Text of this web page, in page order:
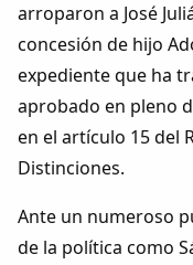
Foros
Idiosincrasia
Diccionario
Traductor
arroparon a José
concesión de hijo
expediente que ha
aprobado en pleno
en el artículo 15 del
Distinciones.
Ante un numeroso
de la política como